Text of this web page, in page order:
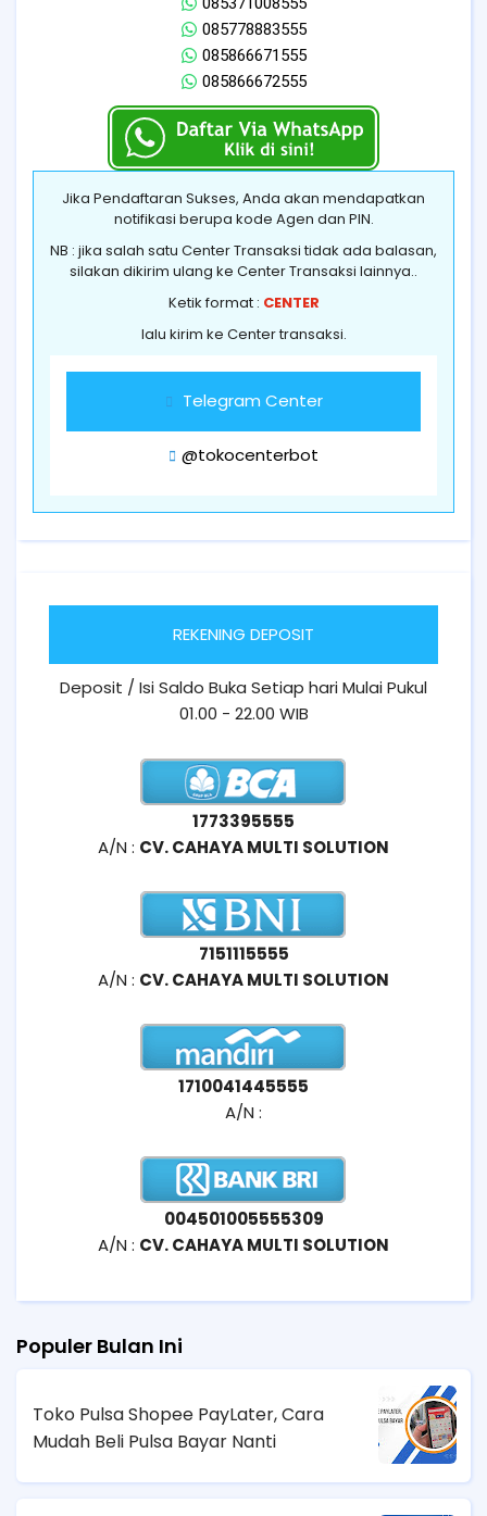
085778883555
085866671555
085866672555
Jika Pendaftaran Sukses, Anda akan mendapatkan
notifikasi berupa kode Agen dan PIN.
NB : jika salah satu Center Transaksi tidak ada balasan,
silakan dikirim ulang ke Center Transaksi lainnya..
Ketik format : CENTER
lalu kirim ke Center transaksi.
Telegram Center
@tokocenterbot
REKENING DEPOSIT
Deposit / Isi Saldo Buka Setiap hari Mulai Pukul
01.00 - 22.00 WIB
1773395555
A/N : CV. CAHAYA MULTI SOLUTION
7151115555
A/N : CV. CAHAYA MULTI SOLUTION
1710041445555
A/N :
004501005555309
A/N : CV. CAHAYA MULTI SOLUTION
Populer Bulan Ini
Toko Pulsa Shopee PayLater, Cara
Mudah Beli Pulsa Bayar Nanti